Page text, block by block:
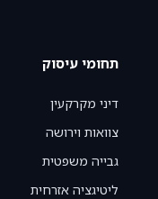
תחומי עיסוק
דיני מקרקעין
צוואות וירושה
גבייה משפטית
ליטיגציה אזרחית